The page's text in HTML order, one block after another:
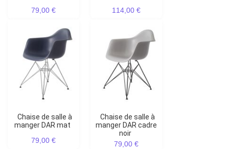
79,00 €
114,00 €
Chaise de salle à
manger DAR mat
79,00 €
Chaise de salle à
manger DAR cadre
noir
79,00 €